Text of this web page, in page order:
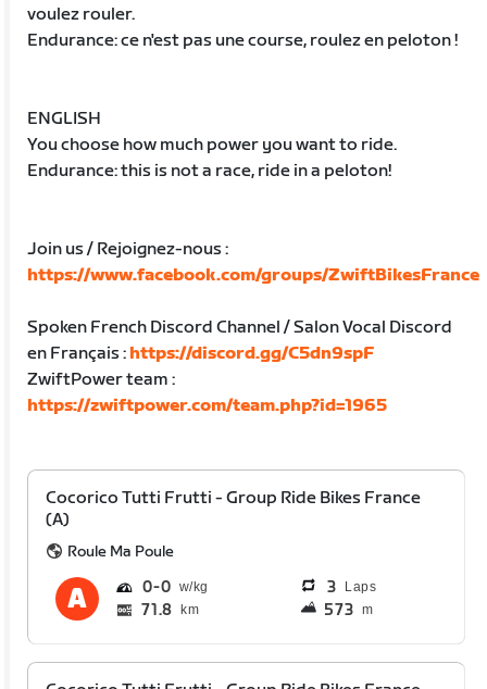
voulez rouler.
Endurance: ce n'est pas une course, roulez en peloton !
ENGLISH
You choose how much power you want to ride.
Endurance: this is not a race, ride in a peloton!
Join us / Rejoignez-nous :
https://www.facebook.com/groups/ZwiftBikesFrance
Spoken French Discord Channel / Salon Vocal Discord
en Français : https://discord.gg/C5dn9spF
ZwiftPower team :
https://zwiftpower.com/team.php?id=1965
Cocorico Tutti Frutti - Group Ride Bikes France
(A)
Roule Ma Poule
0 0 3 Laps
71.8 km 573 m